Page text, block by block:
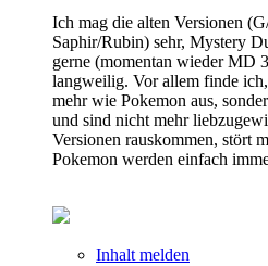
Ich mag die alten Versionen
Saphir/Rubin) sehr, Mystery
gerne (momentan wieder MD
langweilig. Vor allem finde
mehr wie Pokemon aus,
und sind nicht mehr
Versionen rauskommen, stört
Pokemon werden einfach
Inhalt melden